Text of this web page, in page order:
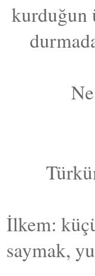
kurduğun
İlkem:
saymak,